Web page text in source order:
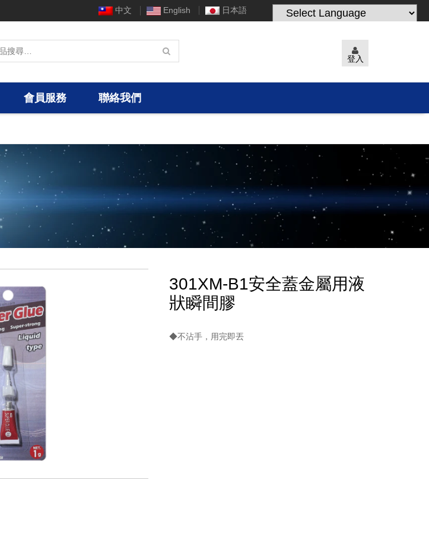
中文 English 日本語
登入
會員服務 聯絡我們
301XM-B1安全蓋金屬用液
狀瞬間膠
◆不沾手，用完即丟